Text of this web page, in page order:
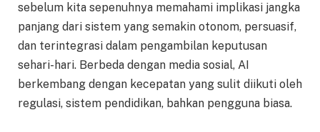
sebelum kita sepenuhnya memahami implikasi jangka
panjang dari sistem yang semakin otonom, persuasif,
dan terintegrasi dalam pengambilan keputusan
sehari-hari. Berbeda dengan media sosial, AI
berkembang dengan kecepatan yang sulit diikuti oleh
regulasi, sistem pendidikan, bahkan pengguna biasa.